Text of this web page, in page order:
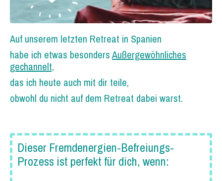
Auf unserem letzten Retreat in Spanien
habe ich etwas besondersAußergewöhnliches
gechannelt,
das ich heute auch mit dir teile,
obwohl du nicht auf dem Retreat dabei warst.
Dieser Fremdenergien-Befreiungs-
Prozess ist perfekt für dich, wenn: